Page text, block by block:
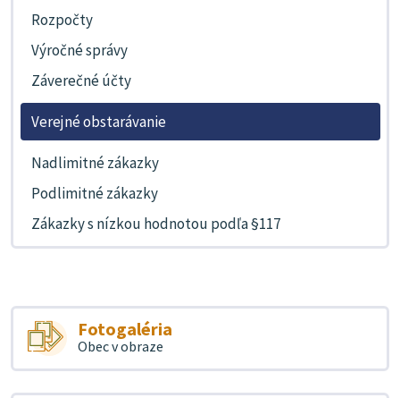
Rozpočty
Výročné správy
Záverečné účty
Verejné obstarávanie
Nadlimitné zákazky
Podlimitné zákazky
Zákazky s nízkou hodnotou podľa §117
Fotogaléria
Obec v obraze